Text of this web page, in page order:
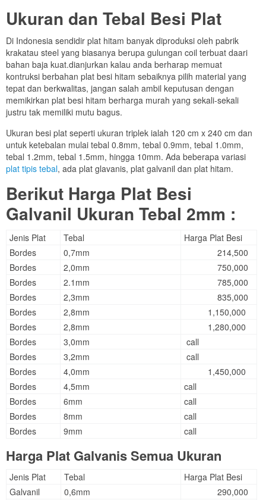
Ukuran dan Tebal Besi Plat
Di Indonesia sendidir plat hitam banyak diproduksi oleh pabrik
krakatau steel yang biasanya berupa gulungan coil terbuat daari
bahan baja kuat.dianjurkan kalau anda berharap memuat
kontruksi berbahan plat besi hitam sebaiknya pilih material yang
tepat dan berkwalitas, jangan salah ambil keputusan dengan
memikirkan plat besi hitam berharga murah yang sekali-sekali
justru tak memiliki mutu bagus.
Ukuran besi plat seperti ukuran triplek ialah 120 cm x 240 cm dan
untuk ketebalan mulai tebal 0.8mm, tebal 0.9mm, tebal 1.0mm,
tebal 1.2mm, tebal 1.5mm, hingga 10mm. Ada beberapa variasi
plat tipis tebal, ada plat glavanis, plat galvanil dan plat hitam.
Berikut Harga Plat Besi
Galvanil Ukuran Tebal 2mm :
Jenis Plat Tebal
Harga Plat Besi
Bordes
0,7mm
214,500
Bordes
2,0mm
750,000
Bordes
2.1mm
785,000
Bordes
2,3mm
835,000
Bordes
2,8mm
1,150,000
Bordes
2,8mm
1,280,000
Bordes
3,0mm
call
Bordes
3,2mm
call
Bordes
4,0mm
1,450,000
Bordes
4,5mm
call
Bordes
6mm
call
Bordes
8mm
call
Bordes
9mm call
Harga Plat Galvanis Semua Ukuran
Jenis Plat Tebal
Harga Plat Besi
Galvanil
0,6mm
290,000